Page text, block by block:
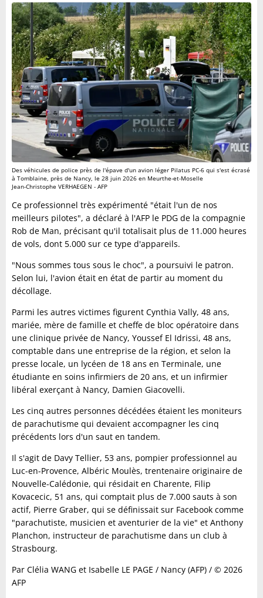
Des véhicules de police près de l'épave d'un avion léger Pilatus PC-6 qui s'est écrasé
à Tomblaine, près de Nancy, le 28 juin 2026 en Meurthe-et-Moselle
Jean-Christophe VERHAEGEN - AFP
Ce professionnel très expérimenté "était l'un de nos
meilleurs pilotes", a déclaré à l'AFP le PDG de la compagnie
Rob de Man, précisant qu'il totalisait plus de 11.000 heures
de vols, dont 5.000 sur ce type d'appareils.
"Nous sommes tous sous le choc", a poursuivi le patron.
Selon lui, l'avion était en état de partir au moment du
décollage.
Parmi les autres victimes figurent Cynthia Vally, 48 ans,
mariée, mère de famille et cheffe de bloc opératoire dans
une clinique privée de Nancy, Youssef El Idrissi, 48 ans,
comptable dans une entreprise de la région, et selon la
presse locale, un lycéen de 18 ans en Terminale, une
étudiante en soins infirmiers de 20 ans, et un infirmier
libéral exerçant à Nancy, Damien Giacovelli.
Les cinq autres personnes décédées étaient les moniteurs
de parachutisme qui devaient accompagner les cinq
précédents lors d'un saut en tandem.
Il s'agit de Davy Tellier, 53 ans, pompier professionnel au
Luc-en-Provence, Albéric Moulès, trentenaire originaire de
Nouvelle-Calédonie, qui résidait en Charente, Filip
Kovacecic, 51 ans, qui comptait plus de 7.000 sauts à son
actif, Pierre Graber, qui se définissait sur Facebook comme
"parachutiste, musicien et aventurier de la vie" et Anthony
Planchon, instructeur de parachutisme dans un club à
Strasbourg.
Par Clélia WANG et Isabelle LE PAGE / Nancy (AFP) / © 2026
AFP